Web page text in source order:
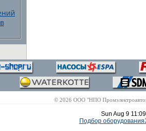
© 2026 ООО "НПО
Sun Aug 9
Подбор оборудования